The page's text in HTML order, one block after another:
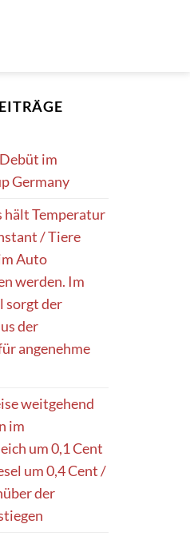
im
Germany
hält Temperatur
/ Tiere
Auto
werden. Im
sorgt der
der
angenehme
weitgehend
im
um 0,1 Cent
um 0,4 Cent /
der